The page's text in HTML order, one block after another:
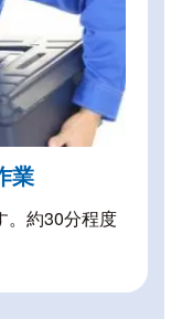
業
。約30分程度